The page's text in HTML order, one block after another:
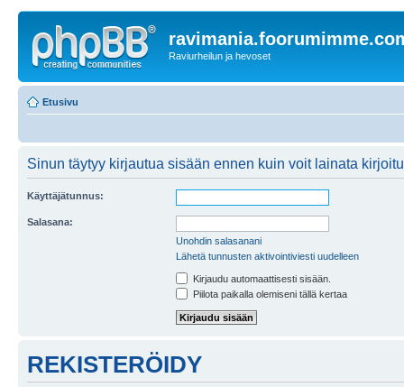
Raviurheilun ja hevoset
Etusivu
Sinun täytyy kirjautua sisään ennen kuin voit lainata
Käyttäjätunnus:
Salasana:
Unohdin salasanani
Lähetä tunnusten aktivointiviesti uudelleen
Kirjaudu automaattisesti sisään.
Piilota paikalla olemiseni tällä kertaa
REKISTERÖIDY